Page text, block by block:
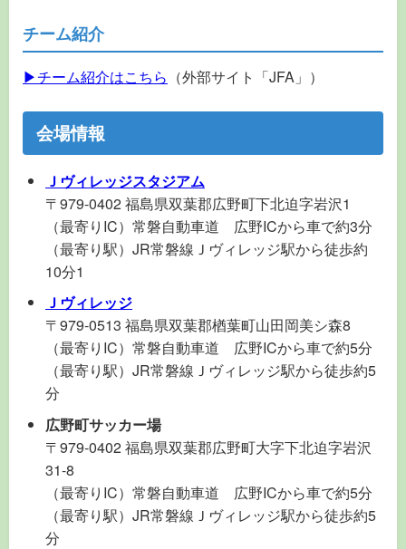
チーム紹介
▶チーム紹介はこちら （外部サイト「JFA」）
会場情報
Ｊヴィレッジスタジアム
〒979-0402 福島県双葉郡広野町下北迫字岩沢1
（最寄りIC）常磐自動車道 広野ICから車で約3分
（最寄り駅）JR常磐線Ｊヴィレッジ駅から徒歩約
10分1
Ｊヴィレッジ
〒979-0513 福島県双葉郡楢葉町山田岡美シ森8
（最寄りIC）常磐自動車道 広野ICから車で約5分
（最寄り駅）JR常磐線Ｊヴィレッジ駅から徒歩約5
分
広野町サッカー場
〒979-0402 福島県双葉郡広野町大字下北迫字岩沢
31-8
（最寄りIC）常磐自動車道 広野ICから車で約5分
（最寄り駅）JR常磐線Ｊヴィレッジ駅から徒歩約5
分